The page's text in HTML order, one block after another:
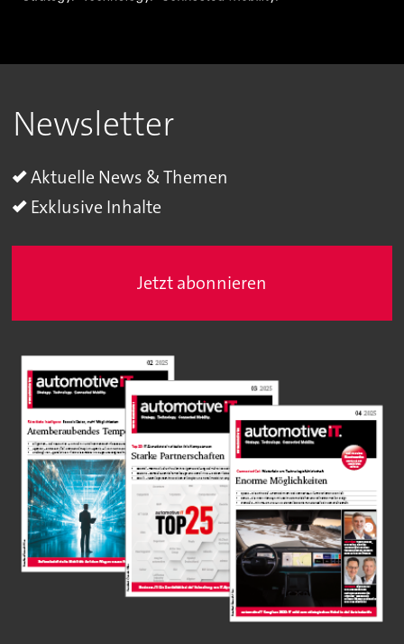
Newsletter
Aktuelle News & Themen
Exklusive Inhalte
Jetzt abonnieren